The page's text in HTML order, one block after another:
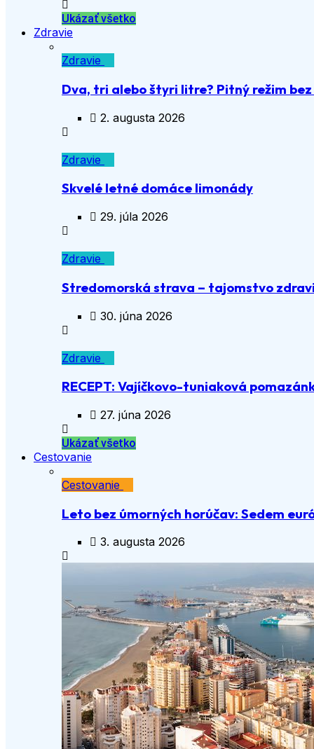
Ukázať všetko
Zdravie
Zdravie
Dva, tri alebo štyri litre? Pitný režim
2. augusta 2026
Zdravie
Skvelé letné domáce limonády
29. júla 2026
Zdravie
Stredomorská strava – tajomstvo
30. júna 2026
Zdravie
RECEPT: Vajíčkovo-tuniaková
27. júna 2026
Ukázať všetko
Cestovanie
Cestovanie
Leto bez úmorných horúčav: Sedem
3. augusta 2026